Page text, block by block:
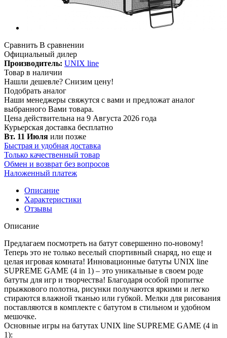
Сравнить В сравнении
Официальный дилер
Производитель: UNIX line
Товар в наличии
Нашли дешевле? Снизим цену!
Подобрать аналог
Наши менеджеры свяжутся с вами и предложат аналог
выбранного Вами товара.
Цена действительна на 9 Августа 2026 года
Курьерская доставка бесплатно
Вт. 11 Июля или позже
Быстрая и удобная доставка
Только качественный товар
Обмен и возврат без вопросов
Наложенный платеж
Описание
Характеристики
Отзывы
Описание
Предлагаем посмотреть на батут совершенно по-новому!
Теперь это не только веселый спортивный снаряд, но еще и
целая игровая комната! Инновационные батуты UNIX line
SUPREME GAME (4 in 1) – это уникальные в своем роде
батуты для игр и творчества! Благодаря особой пропитке
прыжкового полотна, рисунки получаются яркими и легко
стираются влажной тканью или губкой. Мелки для рисования
поставляются в комплекте с батутом в стильном и удобном
мешочке.
Основные игры на батутах UNIX line SUPREME GAME (4 in
1):